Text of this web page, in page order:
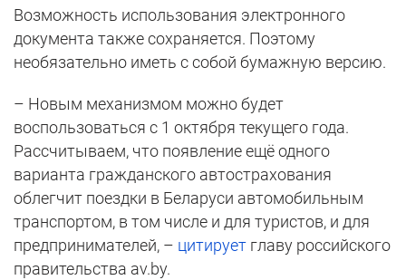
Возможность использования электронного
документа также сохраняется. Поэтому
необязательно иметь с собой бумажную версию.
– Новым механизмом можно будет
воспользоваться с 1 октября текущего года.
Рассчитываем, что появление ещё одного
варианта гражданского автострахования
облегчит поездки в Беларуси автомобильным
транспортом, в том числе и для туристов, и для
предпринимателей, – цитирует главу российского
правительства av.by.